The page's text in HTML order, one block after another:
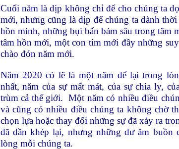
Cuối năm là dịp không chỉ để cho chúng ta
mới, nhưng cũng là dịp để chúng ta dành
hồn mình, những bụi bẩn bám sâu trong tâm
tâm hồn mới, một con tim mới đầy những
chào đón năm mới.
Năm 2020 có lẽ là một năm để lại trong
nhất, năm của sự mất mát, của sự chia ly,
trùm cả thế giới. Một năm có nhiều điều
và cũng có nhiều điều chúng ta không chờ
chọn lựa hoặc thay đổi những sự đã xảy ra
đã dần khép lại, nhưng những dư âm buồn
lòng mỗi chúng ta.